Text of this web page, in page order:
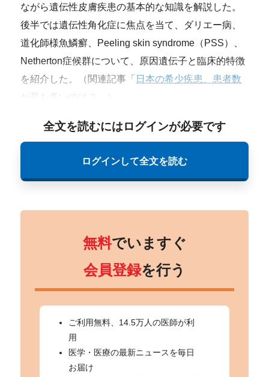
ながら遺伝性皮膚疾患の基本的な知識を解説した。
後半では遺伝性角化症に焦点を当て、ダリエー病、
道化師様魚鱗癬、Peeling skin syndrome（PSS）、
Netherton症候群について、原因遺伝子と臨床的特徴
を紹介した。（関連記事「 日本の希少疾患、患者数
が最も多いのは？
全文を読むにはログインが必要です
ログインして全文を読む
無料でいますぐ
会員登録を行う
ご利用無料、14.5万人の医師が利
用
医学・医療の最新ニュースを毎日
お届け